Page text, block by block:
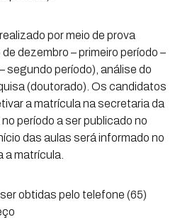
por meio de prova
dezembro – primeiro período –
segundo período), análise do
(doutorado). Os candidatos
a matrícula na secretaria da
período a ser publicado no
das aulas será informado no
matrícula.
obtidas pelo telefone (65)